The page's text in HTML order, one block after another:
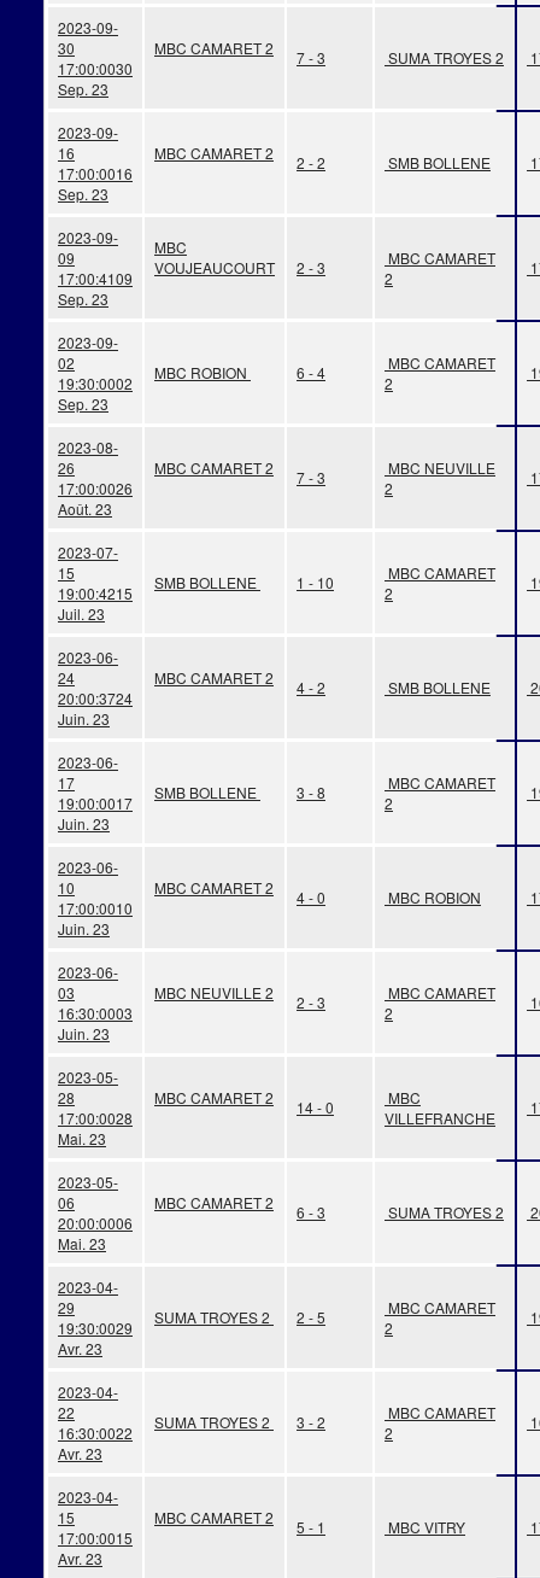
2023-09-
30
17:00:0030
Sep. 23
MBC CAMARET 2 7 - 3 SUMA TROYES 2
2023-09-
16
17:00:0016
Sep. 23
MBC CAMARET 2 2 - 2 SMB BOLLENE
2023-09-
09
17:00:4109
Sep. 23
MBC
VOUJEAUCOURT
2 - 3
MBC CAMARET
2
2023-09-
02
19:30:0002
Sep. 23
MBC ROBION 6 - 4
MBC CAMARET
2
2023-08-
26
17:00:0026
Août. 23
MBC CAMARET 2 7 - 3
MBC NEUVILLE
2
2023-07-
15
19:00:4215
Juil. 23
SMB BOLLENE 1 - 10
MBC CAMARET
2
2023-06-
24
20:00:3724
Juin. 23
MBC CAMARET 2 4 - 2 SMB BOLLENE
2023-06-
17
19:00:0017
Juin. 23
SMB BOLLENE 3 - 8
MBC CAMARET
2
2023-06-
10
17:00:0010
Juin. 23
MBC CAMARET 2 4 - 0 MBC ROBION
2023-06-
03
16:30:0003
Juin. 23
MBC NEUVILLE 2 2 - 3
MBC CAMARET
2
2023-05-
28
17:00:0028
Mai. 23
MBC CAMARET 2 14 - 0
MBC
VILLEFRANCHE
2023-05-
06
20:00:0006
Mai. 23
MBC CAMARET 2 6 - 3 SUMA TROYES 2
2023-04-
29
19:30:0029
Avr. 23
SUMA TROYES 2 2 - 5
MBC CAMARET
2
2023-04-
22
16:30:0022
Avr. 23
SUMA TROYES 2 3 - 2
MBC CAMARET
2
2023-04-
15
17:00:0015
Avr. 23
MBC CAMARET 2 5 - 1 MBC VITRY